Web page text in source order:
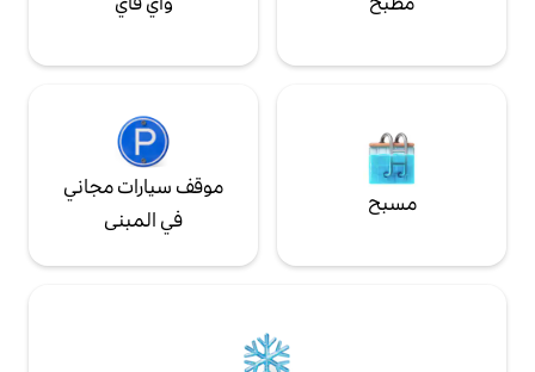
موقف سيارات مجاني
في المبنى